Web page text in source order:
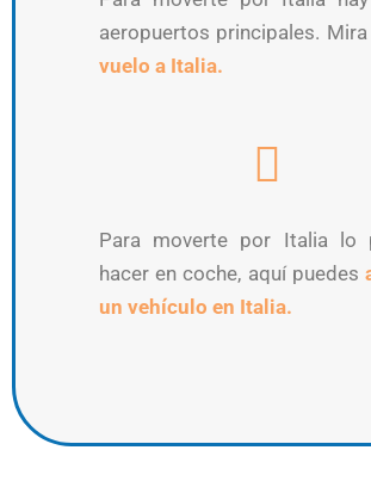
aeropuertos principales.
vuelo a Italia.
Para moverte por Italia lo
hacer en coche, aquí puedes
un vehículo en Italia.